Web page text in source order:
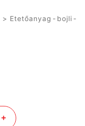
> Etetőanyag - bojli -